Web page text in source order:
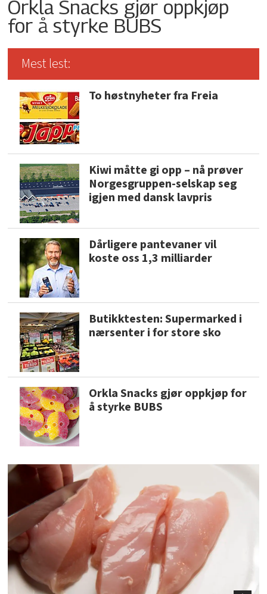
Orkla Snacks gjør oppkjøp
for å styrke BUBS
Mest lest:
To høstnyheter fra Freia
Kiwi måtte gi opp – nå prøver
Norgesgruppen-selskap seg
igjen med dansk lavpris
Dårligere pantevaner vil
koste oss 1,3 milliarder
Butikktesten: Supermarked i
nærsenter i for store sko
Orkla Snacks gjør oppkjøp for
å styrke BUBS